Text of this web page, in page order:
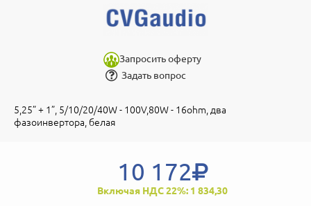
Запросить оферту
Задать вопрос
5,25” + 1”, 5/10/20/40W - 100V,80W - 16ohm, два
фазоинвертора, белая
10 172
Включая НДС 22%: 1 834,30